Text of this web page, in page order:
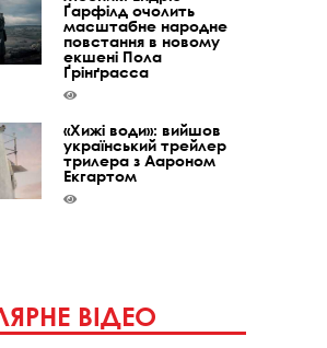
Ґарфілд очолить
масштабне народне
повстання в новому
екшені Пола
Ґрінґрасса
«Хижі води»: вийшов
український трейлер
трилера з Аароном
Екгартом
ВІДЕО